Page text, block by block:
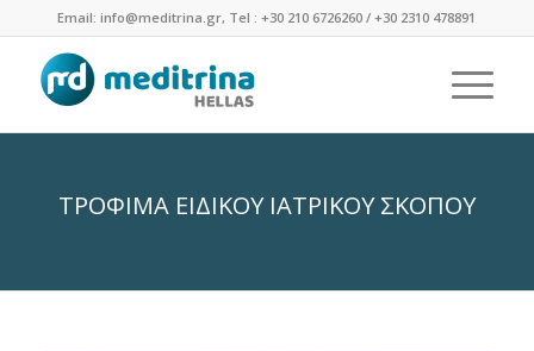
Email: info@meditrina.gr, Tel : +30 210 6726260 / +30 2310 478891
ΤΡΟΦΙΜΑ ΕΙΔΙΚΟΥ ΙΑΤΡΙΚΟΥ ΣΚΟΠΟΥ